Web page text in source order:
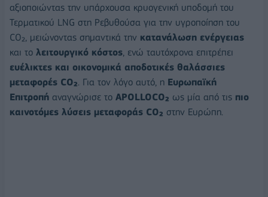
αξιοποιώντας την υπάρχουσα κρυογενική υποδομή του
Τερματικού LNG στη Ρεβυθούσα για την υγροποίηση του
CO₂, μειώνοντας σημαντικά την κατανάλωση ενέργειας
και το λειτουργικό κόστος, ενώ ταυτόχρονα επιτρέπει
ευέλικτες και οικονομικά αποδοτικές θαλάσσιες
μεταφορές CO₂. Για τον λόγο αυτό, η Ευρωπαϊκή
Επιτροπή αναγνώρισε το APOLLOCO₂ ως μία από τις πιο
καινοτόμες λύσεις μεταφοράς CO₂ στην Ευρώπη.